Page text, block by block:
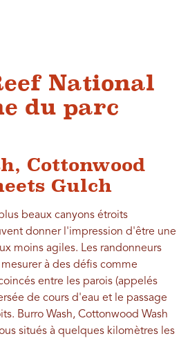
National
du parc
Cottonwood
Gulch
beaux canyons étroits
donner l'impression d'être une
moins agiles. Les randonneurs
à des défis comme
entre les parois (appelés
de cours d'eau et le passage
Burro Wash, Cottonwood Wash
situés à quelques kilomètres les